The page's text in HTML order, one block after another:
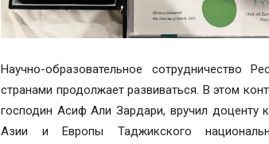
Научно-образовательное сотрудничество
странами продолжает развиваться. В этом
господин Асиф Али Зардари, вручил доценту
Азии и Европы Таджикского